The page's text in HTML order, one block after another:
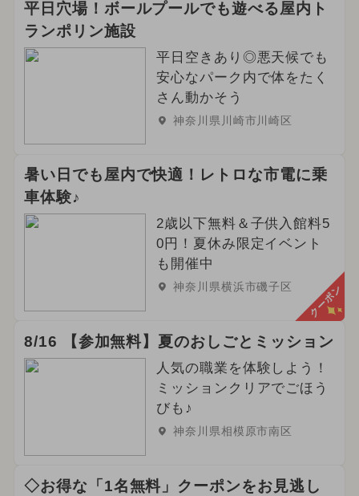
平日穴場！ボールプールでも遊べる屋内ト
ランポリン施設
平日空きあり◎悪天候でも
安心なパーク内で体をたく
さん動かそう
神奈川県川崎市川崎区
暑い日でも屋内で快適！レトロな市電に乗
車体験♪
2歳以下無料＆子供入館料5
0円！夏休み限定イベント
も開催中
神奈川県横浜市磯子区 クーポン
8/16 【参加無料】夏のおしごとミッション
人気の職業を体験しよう！
ミッションクリアでごほう
びも♪
神奈川県相模原市南区
◇お得な「1名無料」クーポンをお見逃し